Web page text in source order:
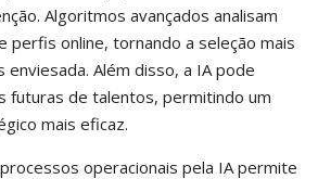
Algoritmos avançados analisam
perfis online, tornando a seleção mais
enviesada. Além disso, a IA pode
futuras de talentos, permitindo um
mais eficaz.
operacionais pela IA permite